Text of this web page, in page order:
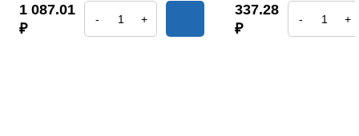
1 087.01
₽
- +
337.28
₽
- +